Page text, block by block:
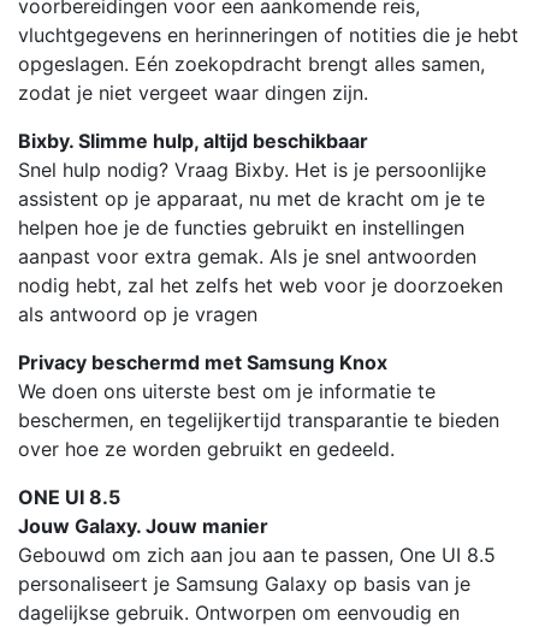
voorbereidingen voor een aankomende reis,
vluchtgegevens en herinneringen of notities die je hebt
opgeslagen. Eén zoekopdracht brengt alles samen,
zodat je niet vergeet waar dingen zijn.
Bixby. Slimme hulp, altijd beschikbaar
Snel hulp nodig? Vraag Bixby. Het is je persoonlijke
assistent op je apparaat, nu met de kracht om je te
helpen hoe je de functies gebruikt en instellingen
aanpast voor extra gemak. Als je snel antwoorden
nodig hebt, zal het zelfs het web voor je doorzoeken
als antwoord op je vragen
Privacy beschermd met Samsung Knox
We doen ons uiterste best om je informatie te
beschermen, en tegelijkertijd transparantie te bieden
over hoe ze worden gebruikt en gedeeld.
ONE UI 8.5
Jouw Galaxy. Jouw manier
Gebouwd om zich aan jou aan te passen, One UI 8.5
personaliseert je Samsung Galaxy op basis van je
dagelijkse gebruik. Ontworpen om eenvoudig en